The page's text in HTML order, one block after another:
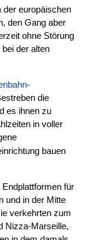
der europäischen
den Gang aber
ohne Störung
der alten
-
die
es ihnen zu
in voller
bauen
Endplattformen für
und in der Mitte
verkehrten zum
Nizza-Marseille,